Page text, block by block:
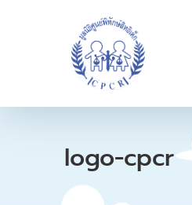
c
logo-cpcr